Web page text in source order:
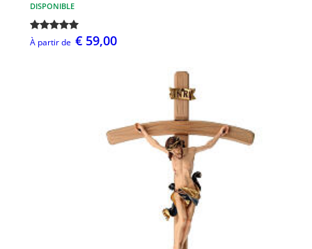
DISPONIBLE
À partir de € 59,00